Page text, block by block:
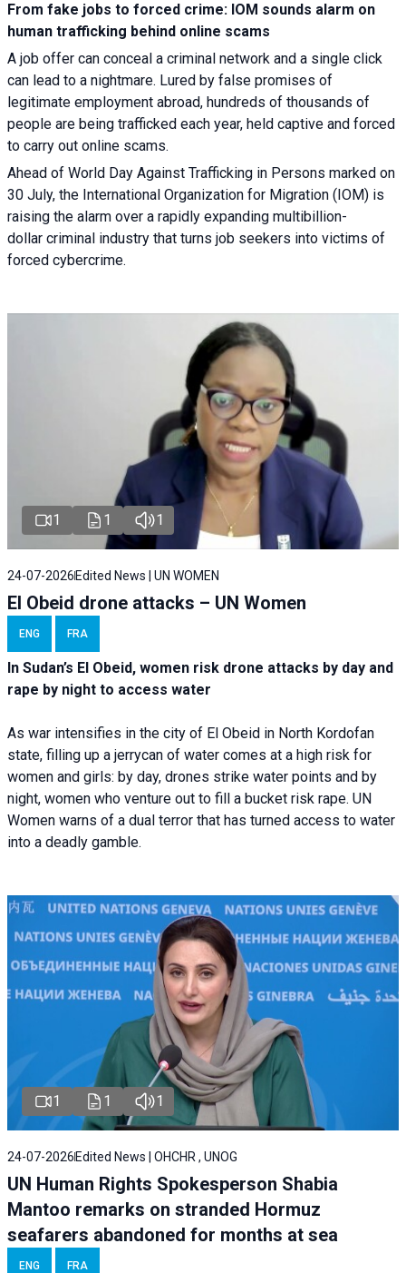
From fake jobs to forced crime: IOM sounds alarm on
human trafficking behind online scams
A job offer can conceal a criminal network and a single click
can lead to a nightmare. Lured by false promises of
legitimate employment abroad, hundreds of thousands of
people are being trafficked each year, held captive and forced
to carry out online scams.
Ahead of World Day Against Trafficking in Persons marked on
30 July, the International Organization for Migration (IOM) is
raising the alarm over a rapidly expanding multibillion-
dollar criminal industry that turns job seekers into victims of
forced cybercrime.
1 1 1
24-07-2026Edited News | UN WOMEN
El Obeid drone attacks – UN Women
ENG FRA
In Sudan’s El Obeid, women risk drone attacks by day and
rape by night to access water
As war intensifies in the city of El Obeid in North Kordofan
state, filling up a jerrycan of water comes at a high risk for
women and girls: by day, drones strike water points and by
night, women who venture out to fill a bucket risk rape. UN
Women warns of a dual terror that has turned access to water
into a deadly gamble.
1 1 1
24-07-2026 Edited News | OHCHR , UNOG
UN Human Rights Spokesperson Shabia
Mantoo remarks on stranded Hormuz
seafarers abandoned for months at sea
ENG FRA